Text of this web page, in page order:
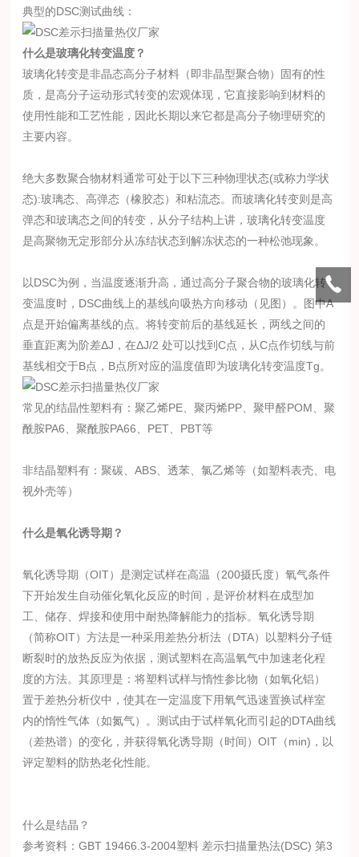
典型的DSC测试曲线：
什么是玻璃化转变温度？
玻璃化转变是非晶态高分子材料（即非晶型聚合物）固有的性
质，是高分子运动形式转变的宏观体现，它直接影响到材料的
使用性能和工艺性能，因此长期以来它都是高分子物理研究的
主要内容。
绝大多数聚合物材料通常可处于以下三种物理状态(或称力学状
态):玻璃态、高弹态（橡胶态）和粘流态。而玻璃化转变则是高
弹态和玻璃态之间的转变，从分子结构上讲，玻璃化转变温度
是高聚物无定形部分从冻结状态到解冻状态的一种松弛现象。
以DSC为例，当温度逐渐升高，通过高分子聚合物的玻璃化转
变温度时，DSC曲线上的基线向吸热方向移动（见图）。图中A
点是开始偏离基线的点。将转变前后的基线延长，两线之间的
垂直距离为阶差ΔJ，在ΔJ/2 处可以找到C点，从C点作切线与前
基线相交于B点，B点所对应的温度值即为玻璃化转变温度Tg。
常见的结晶性塑料有：聚乙烯PE、聚丙烯PP、聚甲醛POM、聚
酰胺PA6、聚酰胺PA66、PET、PBT等
非结晶塑料有：聚碳、ABS、透苯、氯乙烯等（如塑料表壳、电
视外壳等）
什么是氧化诱导期？
氧化诱导期（OIT）是测定试样在高温（200摄氏度）氧气条件
下开始发生自动催化氧化反应的时间，是评价材料在成型加
工、储存、焊接和使用中耐热降解能力的指标。氧化诱导期
（简称OIT）方法是一种采用差热分析法（DTA）以塑料分子链
断裂时的放热反应为依据，测试塑料在高温氧气中加速老化程
度的方法。其原理是：将塑料试样与惰性参比物（如氧化铝）
置于差热分析仪中，使其在一定温度下用氧气迅速置换试样室
内的惰性气体（如氮气）。测试由于试样氧化而引起的DTA曲线
（差热谱）的变化，并获得氧化诱导期（时间）OIT（min)，以
评定塑料的防热老化性能。
什么是结晶？
参考资料：GBT 19466.3-2004塑料 差示扫描量热法(DSC) 第3